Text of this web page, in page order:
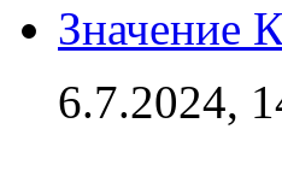
Значение
6.7.2024,